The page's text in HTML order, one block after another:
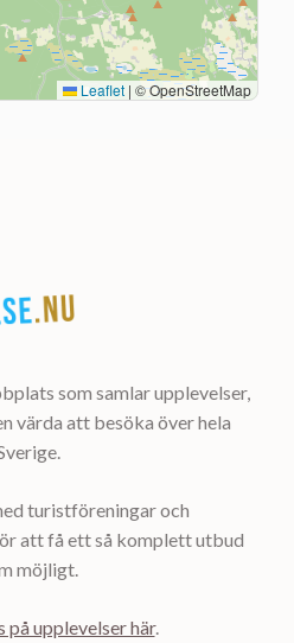
Leaflet | © OpenStreetMap
som samlar upplevelser,
värda att besöka över hela
turistföreningar och
att få ett så komplett utbud
möjligt.
på upplevelser här.